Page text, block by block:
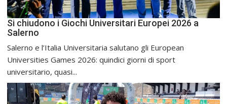
Si chiudono i Giochi Universitari Europei 2026 a
Salerno
Salerno e l’Italia Universitaria salutano gli European
Universities Games 2026: quindici giorni di sport
universitario, quasi...